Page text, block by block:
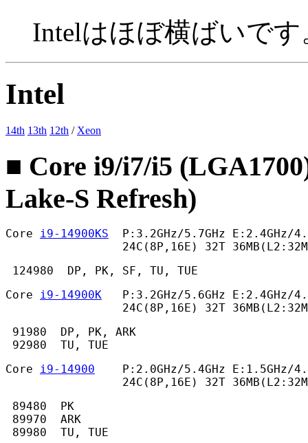
Intelはほぼ横ばいです
Intel
14th 13th 12th / Xeon
■ Core i9/i7/i5
Lake-S Refresh)
Core i9-14900KS
P:3.2GHz/5.7GHz E:2.4GHz/
24C(8P,16E) 32T
124980  DP, PK, SF, TU, TUE
Core i9-14900K
P:3.2GHz/5.6GHz E:2.4GHz/
24C(8P,16E) 32T
91980  DP, PK, ARK
92980  TU, TUE
Core i9-14900
P:2.0GHz/5.4GHz E:1.5GHz/
24C(8P,16E) 32T
89480  PK
89970  ARK
89980  TU, TUE